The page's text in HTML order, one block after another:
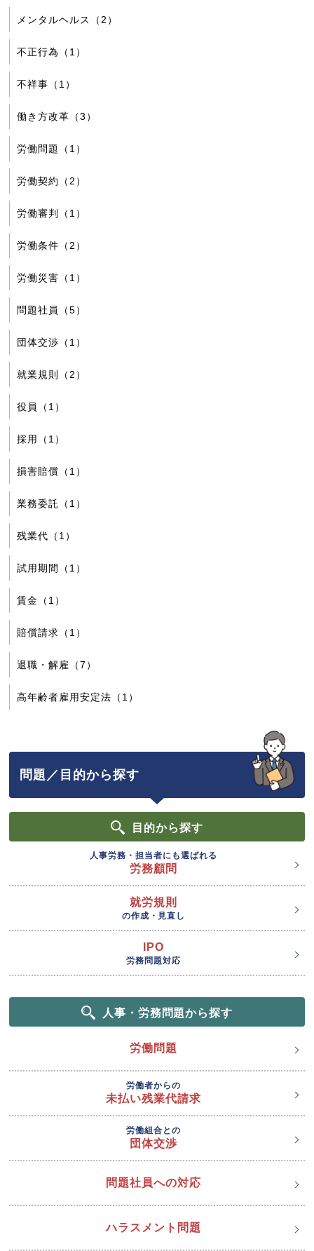
メンタルヘルス（2）
不正行為（1）
不祥事（1）
働き方改革（3）
労働問題（1）
労働契約（2）
労働審判（1）
労働条件（2）
労働災害（1）
問題社員（5）
団体交渉（1）
就業規則（2）
役員（1）
採用（1）
損害賠償（1）
業務委託（1）
残業代（1）
試用期間（1）
賃金（1）
賠償請求（1）
退職・解雇（7）
高年齢者雇用安定法（1）
問題／目的から探す
目的から探す
人事労務・担当者にも選ばれる
労務顧問
就労規則
の作成・見直し
IPO
労務問題対応
人事・労務問題から探す
労働問題
労働者からの
未払い残業代請求
労働組合との
団体交渉
問題社員への対応
ハラスメント問題